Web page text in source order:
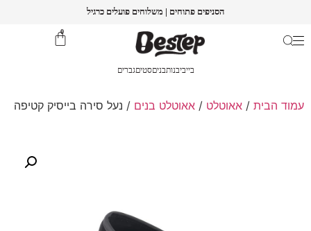
הסניפים פתוחים | משלוחים פועלים כרגיל
0
בייביבנותבניםסטיםגברים
עמוד הבית / אאוטלט / אאוטלט בנים / נעל סירה בייסיק קטיפה